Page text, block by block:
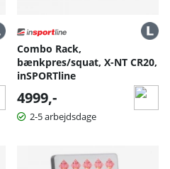
Combo Rack,
bænkpres/squat, X-NT CR20,
inSPORTline
4999,-
2-5 arbejdsdage